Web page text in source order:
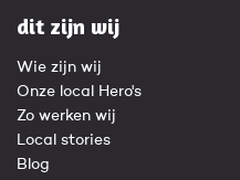
dit zijn wij
Wie zijn wij
Onze local Hero's
Zo werken wij
Local stories
Blog